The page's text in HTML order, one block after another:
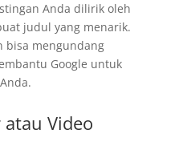
Anda dilirik oleh
judul yang menarik.
bisa mengundang
Google untuk
Video